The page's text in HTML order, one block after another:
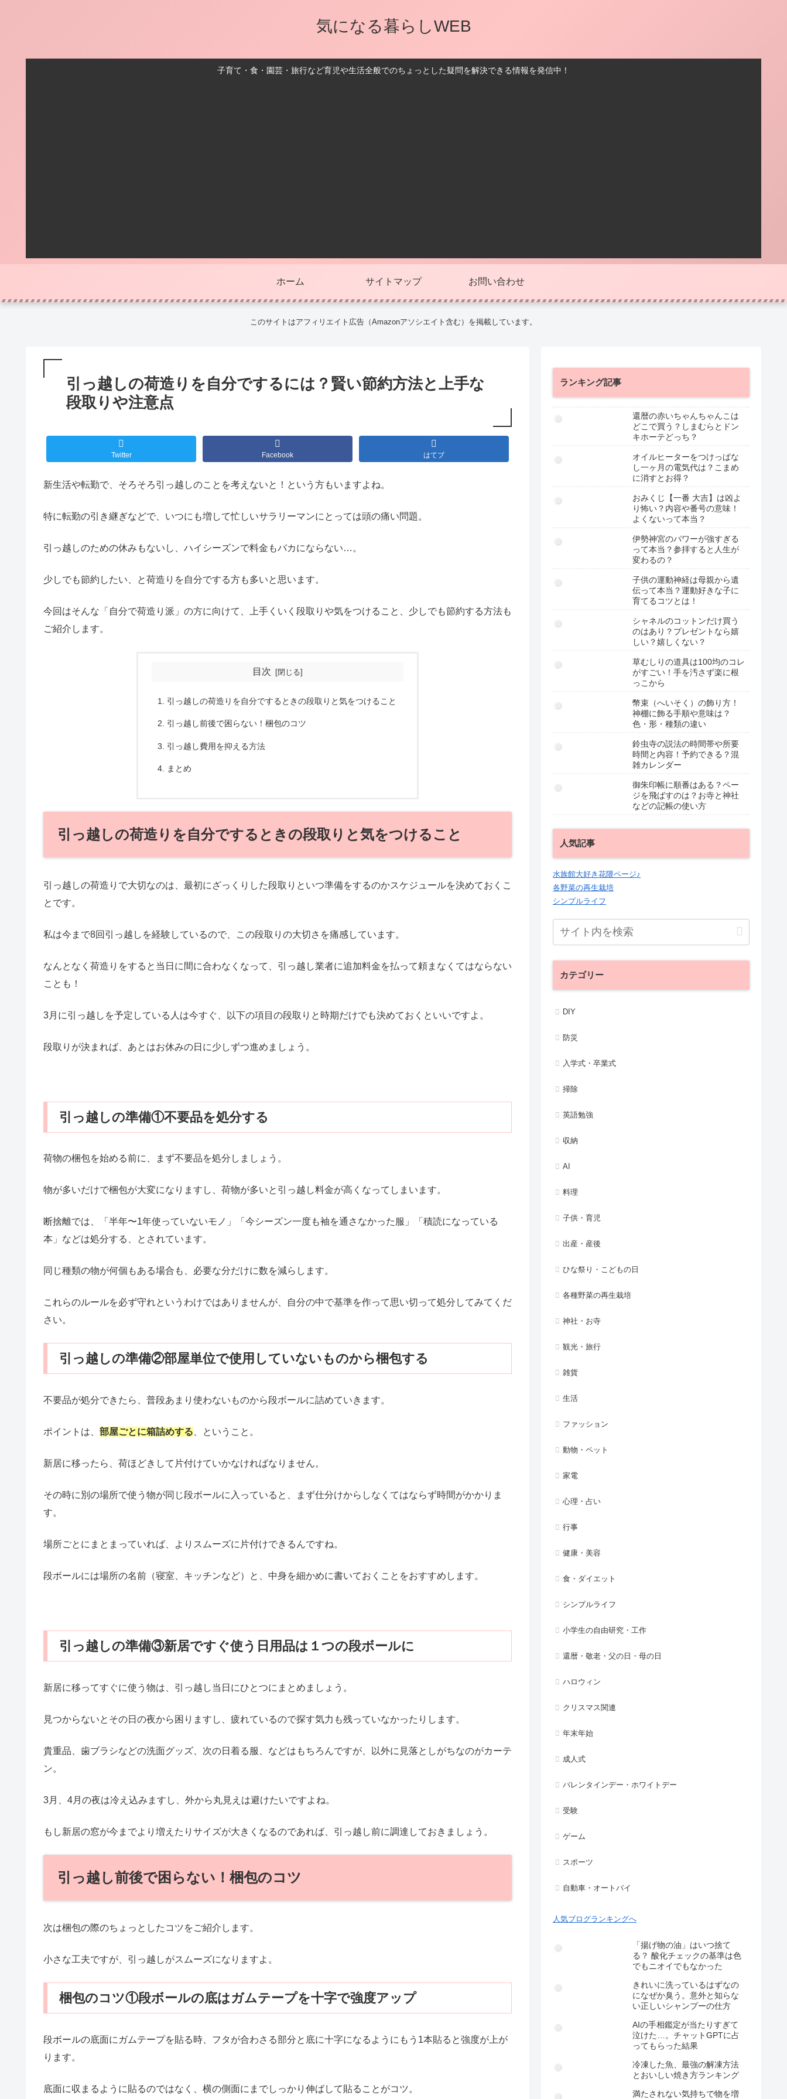
気になる暮らしWEB
子育て・食・園芸・旅行など育児や生活全般でのちょっとした疑問を解決できる情報を発信中！
ホーム サイトマップ お問い合わせ
このサイトはアフィリエイト広告（Amazonアソシエイト含む）を掲載しています。
引っ越しの荷造りを自分でするには？賢い節約方法と上手な
段取りや注意点
Twitter Facebook はてブ
新生活や転勤で、そろそろ引っ越しのことを考えないと！という方もいますよね。
特に転勤の引き継ぎなどで、いつにも増して忙しいサラリーマンにとっては頭の痛い問題。
引っ越しのための休みもないし、ハイシーズンで料金もバカにならない…。
少しでも節約したい、と荷造りを自分でする方も多いと思います。
今回はそんな「自分で荷造り派」の方に向けて、上手くいく段取りや気をつけること、少しでも節約する方法も
ご紹介します。
目次
引っ越しの荷造りを自分でするときの段取りと気をつけること
引っ越し前後で困らない！梱包のコツ
引っ越し費用を抑える方法
まとめ
引っ越しの荷造りを自分でするときの段取りと気をつけること
引っ越しの荷造りで大切なのは、最初にざっくりした段取りといつ準備をするのかスケジュールを決めておくこ
とです。
私は今まで8回引っ越しを経験しているので、この段取りの大切さを痛感しています。
なんとなく荷造りをすると当日に間に合わなくなって、引っ越し業者に追加料金を払って頼まなくてはならない
ことも！
3月に引っ越しを予定している人は今すぐ、以下の項目の段取りと時期だけでも決めておくといいですよ。
段取りが決まれば、あとはお休みの日に少しずつ進めましょう。
引っ越しの準備①不要品を処分する
荷物の梱包を始める前に、まず不要品を処分しましょう。
物が多いだけで梱包が大変になりますし、荷物が多いと引っ越し料金が高くなってしまいます。
断捨離では、「半年〜1年使っていないモノ」「今シーズン一度も袖を通さなかった服」「積読になっている
本」などは処分する、とされています。
同じ種類の物が何個もある場合も、必要な分だけに数を減らします。
これらのルールを必ず守れというわけではありませんが、自分の中で基準を作って思い切って処分してみてくだ
さい。
引っ越しの準備②部屋単位で使用していないものから梱包する
不要品が処分できたら、普段あまり使わないものから段ボールに詰めていきます。
ポイントは、 部屋ごとに箱詰めする 、ということ。
新居に移ったら、荷ほどきして片付けていかなければなりません。
その時に別の場所で使う物が同じ段ボールに入っていると、まず仕分けからしなくてはならず時間がかかりま
す。
場所ごとにまとまっていれば、よりスムーズに片付けできるんですね。
段ボールには場所の名前（寝室、キッチンなど）と、中身を細かめに書いておくことをおすすめします。
引っ越しの準備③新居ですぐ使う日用品は１つの段ボールに
新居に移ってすぐに使う物は、引っ越し当日にひとつにまとめましょう。
見つからないとその日の夜から困りますし、疲れているので探す気力も残っていなかったりします。
貴重品、歯ブラシなどの洗面グッズ、次の日着る服、などはもちろんですが、以外に見落としがちなのがカーテ
ン。
3月、4月の夜は冷え込みますし、外から丸見えは避けたいですよね。
もし新居の窓が今までより増えたりサイズが大きくなるのであれば、引っ越し前に調達しておきましょう。
引っ越し前後で困らない！梱包のコツ
次は梱包の際のちょっとしたコツをご紹介します。
小さな工夫ですが、引っ越しがスムーズになりますよ。
梱包のコツ①段ボールの底はガムテープを十字で強度アップ
段ボールの底面にガムテープを貼る時、フタが合わさる部分と底に十字になるようにもう1本貼ると強度が上が
ります。
底面に収まるように貼るのではなく、横の側面にまでしっかり伸ばして貼ることがコツ。
ランキング記事
還暦の赤いちゃんちゃんこは
どこで買う？しまむらとドン
キホーテどっち？
オイルヒーターをつけっぱな
し一ヶ月の電気代は？こまめ
に消すとお得？
おみくじ【一番 大吉】は凶よ
り怖い？内容や番号の意味！
よくないって本当？
伊勢神宮のパワーが強すぎる
って本当？参拝すると人生が
変わるの？
子供の運動神経は母親から遺
伝って本当？運動好きな子に
育てるコツとは！
シャネルのコットンだけ買う
のはあり？プレゼントなら嬉
しい？嬉しくない？
草むしりの道具は100均のコレ
がすごい！手を汚さず楽に根
っこから
幣束（へいそく）の飾り方！
神棚に飾る手順や意味は？
色・形・種類の違い
鈴虫寺の説法の時間帯や所要
時間と内容！予約できる？混
雑カレンダー
御朱印帳に順番はある？ペー
ジを飛ばすのは？お寺と神社
などの記帳の使い方
人気記事
水族館大好き花隈ページ♪
各野菜の再生栽培
シンプルライフ
カテゴリー
DIY
防災
入学式・卒業式
掃除
英語勉強
収納
AI
料理
子供・育児
出産・産後
ひな祭り・こどもの日
各種野菜の再生栽培
神社・お寺
観光・旅行
雑貨
生活
ファッション
動物・ペット
家電
心理・占い
行事
健康・美容
食・ダイエット
シンプルライフ
小学生の自由研究・工作
還暦・敬老・父の日・母の日
ハロウィン
クリスマス関連
年末年始
成人式
バレンタインデー・ホワイトデー
受験
ゲーム
スポーツ
自動車・オートバイ
人気ブログランキングへ
「揚げ物の油」はいつ捨て
る？ 酸化チェックの基準は色
でもニオイでもなかった
きれいに洗っているはずなの
になぜか臭う。意外と知らな
い正しいシャンプーの仕方
AIの手相鑑定が当たりすぎて
泣けた…。チャットGPTに占
ってもらった結果
冷凍した魚、最強の解凍方法
とおいしい焼き方ランキング
満たされない気持ちで物を増